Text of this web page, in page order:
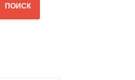
ПОИСК